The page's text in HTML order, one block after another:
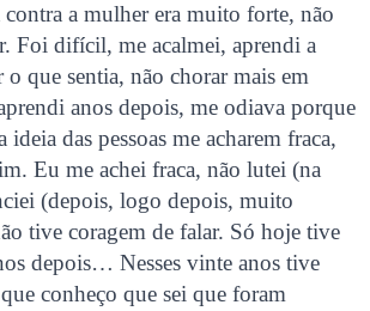
a mulher era muito forte, não
Foi difícil, me acalmei, aprendi a
o que sentia, não chorar mais em
anos depois, me odiava porque
ideia das pessoas me acharem fraca,
Eu me achei fraca, não lutei (na
(depois, logo depois, muito
tive coragem de falar. Só hoje tive
depois… Nesses vinte anos tive
conheço que sei que foram